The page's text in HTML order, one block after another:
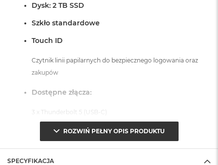
Dysk: 2 TB SSD
Szkło standardowe
Touch ID
Czytnik linii papilarnych do bezpiecznego logowania oraz
zakupów
Dostępne złącza:
3 x Thunderbolt 5 (USB-C)
1 x Port HDMI
1 x Gniazdo na kartę SDXC
1 x Gniazdo słuchawkowe 3,5 mm
ROZWIŃ PEŁNY OPIS PRODUKTU
SPECYFIKACJA